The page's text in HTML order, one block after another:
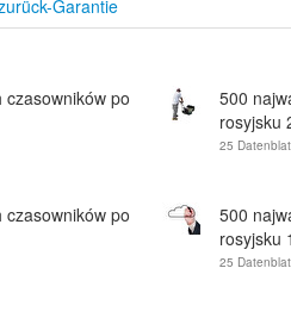
Garantie
po
500
rosyjsku
25
po
500
rosyjsku
25